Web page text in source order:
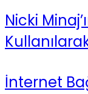
Nicki
İnternet